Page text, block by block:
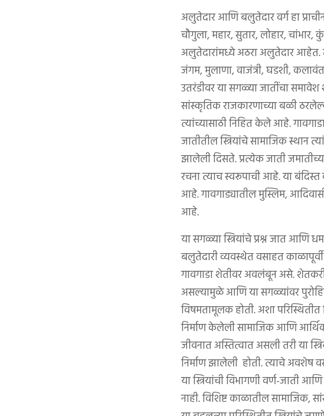
अलुतेदार आणि बलुतेदार वर्ग हा
चौगुला, महार, सुतार, लोहार, चांभार,
अलुतेदारांमध्ये अठरा अलुतेदार आहेत.
जंगम, मुलाणा, वाजंत्री, घडशी,
उतरंडीवर या सगळ्या जातींचा
सांस्कृतिक राजकारणाच्या बळी
त्यांच्यासाठी निहित केले आहे.
जातीतील स्त्रियांचे सामाजिक स्थान
झालेली दिसते. प्रत्येक जाती
रचना त्याच स्वरूपाची आहे. या बंदिस्त
आहे. गावगाड्यातील मुस्लिम,
आहे.
या सगळ्या स्त्रियांचे प्रश्न जात आणि
बलुतेदारी व्यवस्थेत वसाहत
गावगाडा शेतीवर अवलंबून असे.
असल्यामुळे आणि या सगळ्यांवर
विषमतामूलक होती. अशा परिस्थितीत
निर्माण केलेली सामाजिक आणि
जीवनात अस्तित्वात असली तरी या
निर्माण झालेली होती. त्याचे अवशेष
या स्त्रियांची विभागणी वर्ण-जाती
नाही. विशिष्ट काळातील सामाजिक,